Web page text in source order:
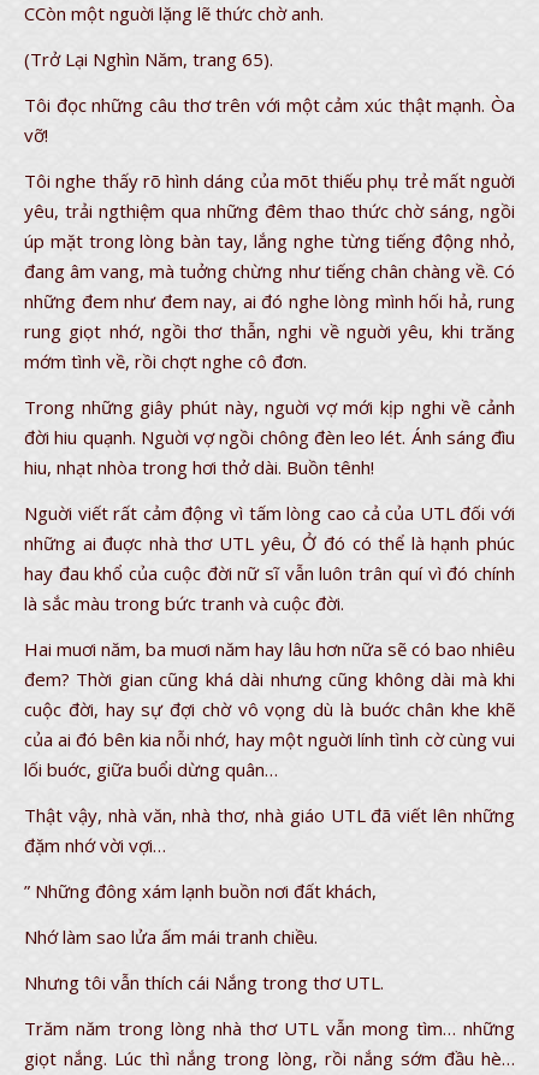
CCòn một nguời lặng lẽ thức chờ anh.
(Trở Lại Nghìn Năm, trang 65).
Tôi đọc những câu thơ trên với một cảm xúc thật mạnh. Òa
vỡ!
Tôi nghe thấy rõ hình dáng của mõt thiếu phụ trẻ mất nguời
yêu, trải ngthiệm qua những đêm thao thức chờ sáng, ngồi
úp mặt trong lòng bàn tay, lắng nghe từng tiếng động nhỏ,
đang âm vang, mà tuởng chừng như tiếng chân chàng về. Có
những đem như đem nay, ai đó nghe lòng mình hối hả, rung
rung giọt nhớ, ngồi thơ thẫn, nghi về nguời yêu, khi trăng
mớm tình về, rồi chợt nghe cô đơn.
Trong những giây phút này, nguời vợ mới kịp nghi về cảnh
đời hiu quạnh. Nguời vợ ngồi chông đèn leo lét. Ánh sáng đìu
hiu, nhạt nhòa trong hơi thở dài. Buồn tênh!
Nguời viết rất cảm động vì tấm lòng cao cả của UTL đối với
những ai đuợc nhà thơ UTL yêu, Ở đó có thể là hạnh phúc
hay đau khổ của cuộc đời nữ sĩ vẫn luôn trân quí vì đó chính
là sắc màu trong bức tranh và cuộc đời.
Hai muơi năm, ba muơi năm hay lâu hơn nữa sẽ có bao nhiêu
đem? Thời gian cũng khá dài nhưng cũng không dài mà khi
cuộc đời, hay sự đợi chờ vô vọng dù là buớc chân khe khẽ
của ai đó bên kia nỗi nhớ, hay một nguời lính tình cờ cùng vui
lối buớc, giữa buổi dừng quân…
Thật vậy, nhà văn, nhà thơ, nhà giáo UTL đã viết lên những
đặm nhớ vời vợi…
” Những đông xám lạnh buồn nơi đất khách,
Nhớ làm sao lửa ấm mái tranh chiều.
Nhưng tôi vẫn thích cái Nắng trong thơ UTL.
Trăm năm trong lòng nhà thơ UTL vẫn mong tìm… những
giọt nắng. Lúc thì nắng trong lòng, rồi nắng sớm đầu hè…